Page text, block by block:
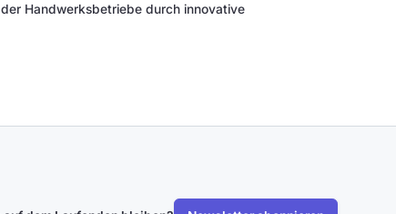
Handwerksbetriebe durch innovative